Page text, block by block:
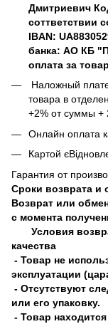
Дмитриевич
соттветствии
IBAN:
банка: АО КБ
оплата за
Наложный
товара в
+2% от суммы +
Онлайн оплата
Картой
Гарантия от
Сроки возврата и
Возврат или
с момента
Условия
качества
- Товар не
эксплуатации
- Отсутствуют
или его упаковку.
- Товар